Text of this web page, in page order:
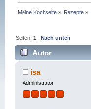
Meine Kochseite » Rezepte »
Seiten:1 Nach unten
Autor
isa
Administrator